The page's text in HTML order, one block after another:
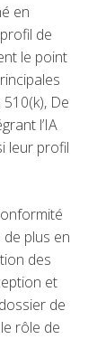
en
de
le point
De
l’IA
leur profil
plus en
des
et
de
rôle de